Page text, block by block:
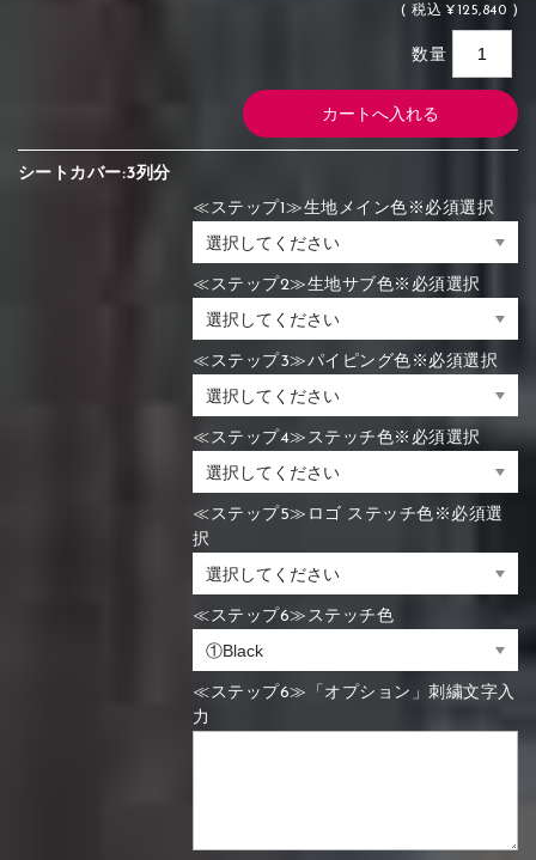
(税込 ¥125,840 )
数量
シートカバー:3列分
≪ステップ1≫生地メイン色※必須選択
≪ステップ2≫生地サブ色※必須選択
≪ステップ3≫パイピング色※必須選択
≪ステップ4≫ステッチ色※必須選択
≪ステップ5≫ロゴ ステッチ色※必須選
択
≪ステップ6≫ステッチ色
≪ステップ6≫「オプション」刺繍文字入
力